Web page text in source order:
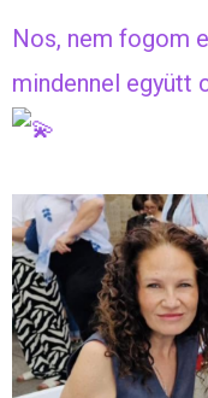
Nos, nem fogom
mindennel együtt